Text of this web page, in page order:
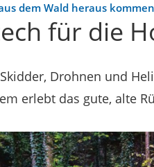
dem Wald heraus kommen
für die
Drohnen und
erlebt das gute, alte